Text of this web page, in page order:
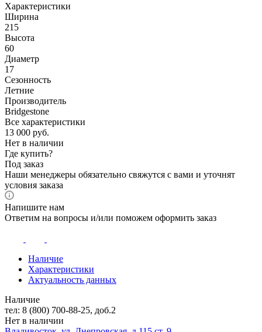
Характеристики
Ширина
215
Высота
60
Диаметр
17
Сезонность
Летние
Производитель
Bridgestone
Все характеристики
13 000 руб.
Нет в наличии
Где купить?
Под заказ
Наши менеджеры обязательно свяжутся с вами и уточнят
условия заказа
Напишите нам
Ответим на вопросы и/или поможем оформить заказ
Наличие
Характеристики
Актуальность данных
Наличие
тел: 8 (800) 700-88-25, доб.2
Нет в наличии